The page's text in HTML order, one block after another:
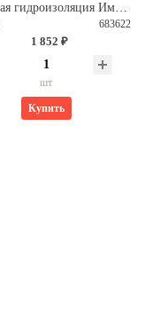
Рулонная гидроизоляция Импер Стандарт ТКП B 4,0 (10м2) 683622
683622
1 852 ₽
шт
Купить